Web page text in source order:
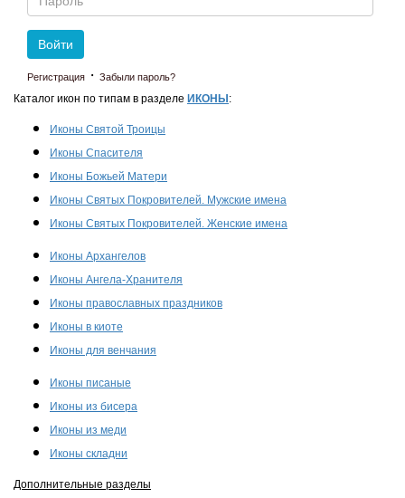
Войти
Регистрация · Забыли пароль?
Каталог икон по типам в разделе ИКОНЫ :
Иконы Святой Троицы
Иконы Спасителя
Иконы Божьей Матери
Иконы Святых Покровителей. Мужские имена
Иконы Святых Покровителей. Женские имена
Иконы Архангелов
Иконы Ангела-Хранителя
Иконы православных праздников
Иконы в киоте
Иконы для венчания
Иконы писаные
Иконы из бисера
Иконы из меди
Иконы складни
Дополнительные разделы